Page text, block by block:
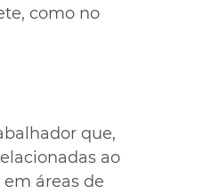
como no
que,
ao
áreas de